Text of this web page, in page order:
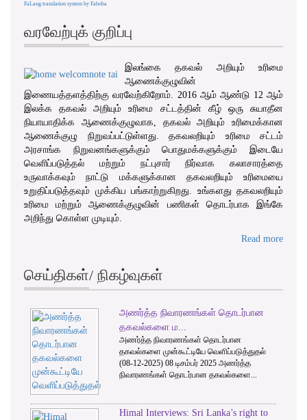
FaLang translation system by Faboba
வரவேற்புக் குறிப்பு
இலங்கை தகவல் அறியும் உரிமை
ஆணைக்குழுவின்
இணையத்தளத்திற்கு வரவேற்கிறோம். 2016 ஆம் ஆண்டு 12 ஆம்
இலக்க தகவல் அறியும் உரிமை சட்டத்தின் கீழ் ஒரு சுயாதீன
நியாயாதிக்க ஆணைக்குழுவாக, தகவல் அறியும் உரிமைக்கான
ஆணைக்குழு நிறுவப்பட்டுள்ளது. தகவலறியும் உரிமை சட்டம்
அரசாங்க நிறுவனங்களுக்கும் பொதுமக்களுக்கும் இடையே
வெளிப்படுத்தல் மற்றும் நட்புசார் நிர்வாக கலாசாரத்தை
உருவாக்கவும் நாட்டு மக்களுக்கான தகவலறியும் உரிமையை
உறுதிப்படுத்தவும் முக்கிய பங்காற்றுகிறது. உங்களது தகவலறியும்
உரிமை மற்றும் ஆணைக்குழுவின் பணிகள் தொடர்பாக இங்கே
அறிந்து கொள்ள முடியும்.
Read more
செய்திகள்/ நிகழ்வுகள்
1 2
அணர்த்த நிவாரணங்கள் தொடர்பான
தகவல்களை ம...
அணர்த்த நிவாரணங்கள் தொடர்பான
தகவல்களை முன்கூட்டியே வெளிப்படுத்துதல்
(08-12-2025) 08 டிசம்பர் 2025 அணர்த்த
நிவாரணங்கள் தொடர்பான தகவல்களை...
Himal Interviews: Sri Lanka’s right to